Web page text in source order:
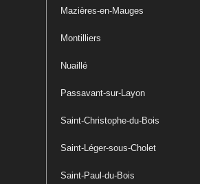
Mazières-en-Mauges
Montilliers
Nuaillé
Passavant-sur-Layon
Saint-Christophe-du-Bois
Saint-Léger-sous-Cholet
Saint-Paul-du-Bois